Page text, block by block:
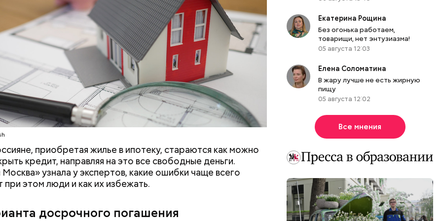
приобретая жилье в ипотеку, стараются как можно
кредит, направляя на это все свободные деньги.
узнала у экспертов, какие ошибки чаще всего
при этом люди и как их избежать.
досрочного погашения
поймите для себя, сколько денег вам нужно. С
финансовой грамотности это трехмесячная сумма всех
Некоторые считают на полгода или год — это
Поскольку финансовая подушка хранится на таких
инструментах, как банковские вклады и накопительные
стоит ее «раздувать», — рассказала финансист.
Екатерина Рощина
Без огонька работаем,
товарищи, нет энтузиазма!
05 августа 12:03
Елена Соломатина
В жару лучше не есть жирную
пищу
05 августа 12:02
Все мнения